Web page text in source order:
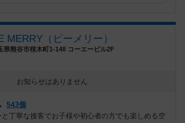
MERRY（ビーメリー）
県熊谷市桜木町1-148 コーエービル2F
お知らせはありません
543個
丁寧な接客でお子様や初心者の方でも楽しめる空